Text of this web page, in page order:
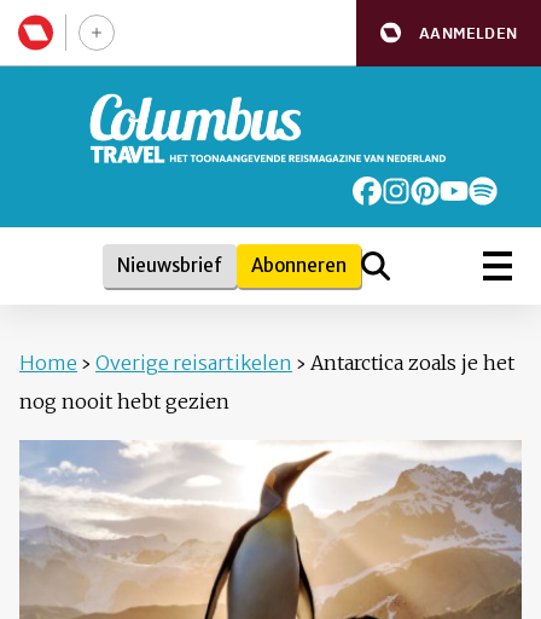
AANMELDEN
Nieuwsbrief Abonneren
Home › Overige reisartikelen › Antarctica zoals je het
nog nooit hebt gezien